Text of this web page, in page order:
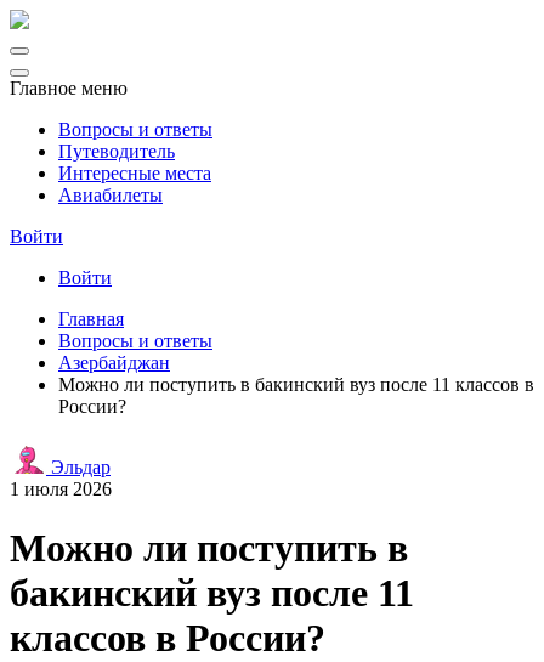
Главное меню
Вопросы и ответы
Путеводитель
Интересные места
Авиабилеты
Войти
Войти
Главная
Вопросы и ответы
Азербайджан
Можно ли поступить в бакинский вуз после 11 классов в
России?
Эльдар
1 июля 2026
Можно ли поступить в
бакинский вуз после 11
классов в России?